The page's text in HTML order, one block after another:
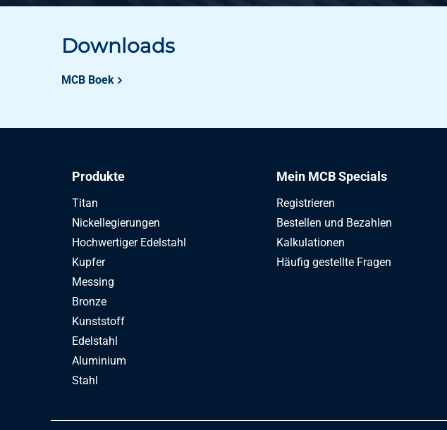
Downloads
MCB Boek
Produkte
Titan
Nickellegierungen
Hochwertiger Edelstahl
Kupfer
Messing
Bronze
Kunststoff
Edelstahl
Aluminium
Stahl
Mein MCB Specials
Registrieren
Bestellen und Bezahlen
Kalkulationen
Häufig gestellte Fragen